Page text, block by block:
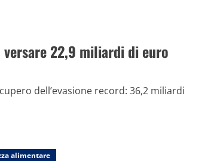
22,9 miliardi di euro
dell’evasione record: 36,2 miliardi
alimentare